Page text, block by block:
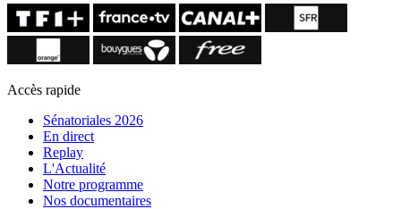
Accès rapide
Sénatoriales 2026
En direct
Replay
L'Actualité
Notre programme
Nos documentaires